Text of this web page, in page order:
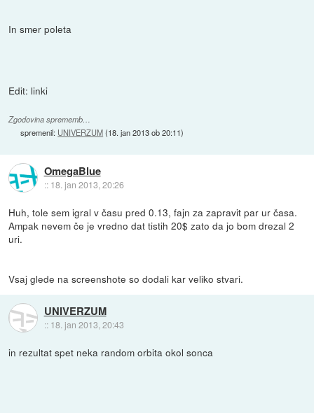
In smer poleta
Edit: linki
Zgodovina sprememb…
spremenil: UNIVERZUM(18. jan 2013 ob 20:11)
OmegaBlue
:: 18. jan 2013, 20:26
Huh, tole sem igral v času pred 0.13, fajn za zapravit par ur časa.
Ampak nevem če je vredno dat tistih 20$ zato da jo bom drezal 2
uri.
Vsaj glede na screenshote so dodali kar veliko stvari.
UNIVERZUM
:: 18. jan 2013, 20:43
in rezultat spet neka random orbita okol sonca